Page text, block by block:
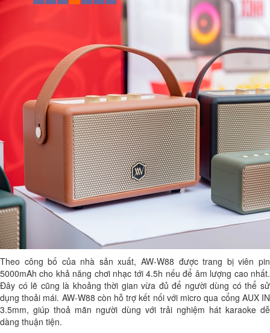
Theo công bố của nhà sản xuất, AW-W88 được trang bị viên pin
5000mAh cho khả năng chơi nhạc tới 4.5h nếu để âm lượng cao nhất.
Đây có lẽ cũng là khoảng thời gian vừa đủ để người dùng có thể sử
dụng thoải mái. AW-W88 còn hỗ trợ kết nối với micro qua cổng AUX IN
3.5mm, giúp thoả mãn người dùng với trải nghiệm hát karaoke dễ
dàng thuận tiện.